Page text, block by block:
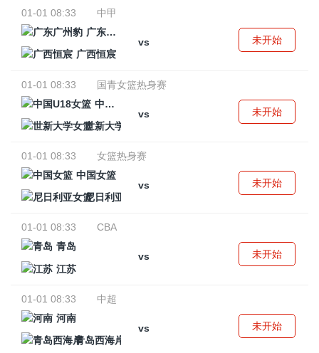
01-01 08:33
中甲
广东广州豹
vs
广西恒宸
未开始
01-01 08:33
国青女篮热身赛
中国U18女篮
vs
世新大学女篮
未开始
01-01 08:33
女篮热身赛
中国女篮
vs
尼日利亚女篮
未开始
01-01 08:33
CBA
青岛
vs
江苏
未开始
01-01 08:33
中超
河南
vs
青岛西海岸
未开始